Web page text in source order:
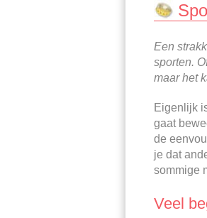
Een
sporten.
maar het
Eigenlijk
gaat
de
je dat
sommige
Veel